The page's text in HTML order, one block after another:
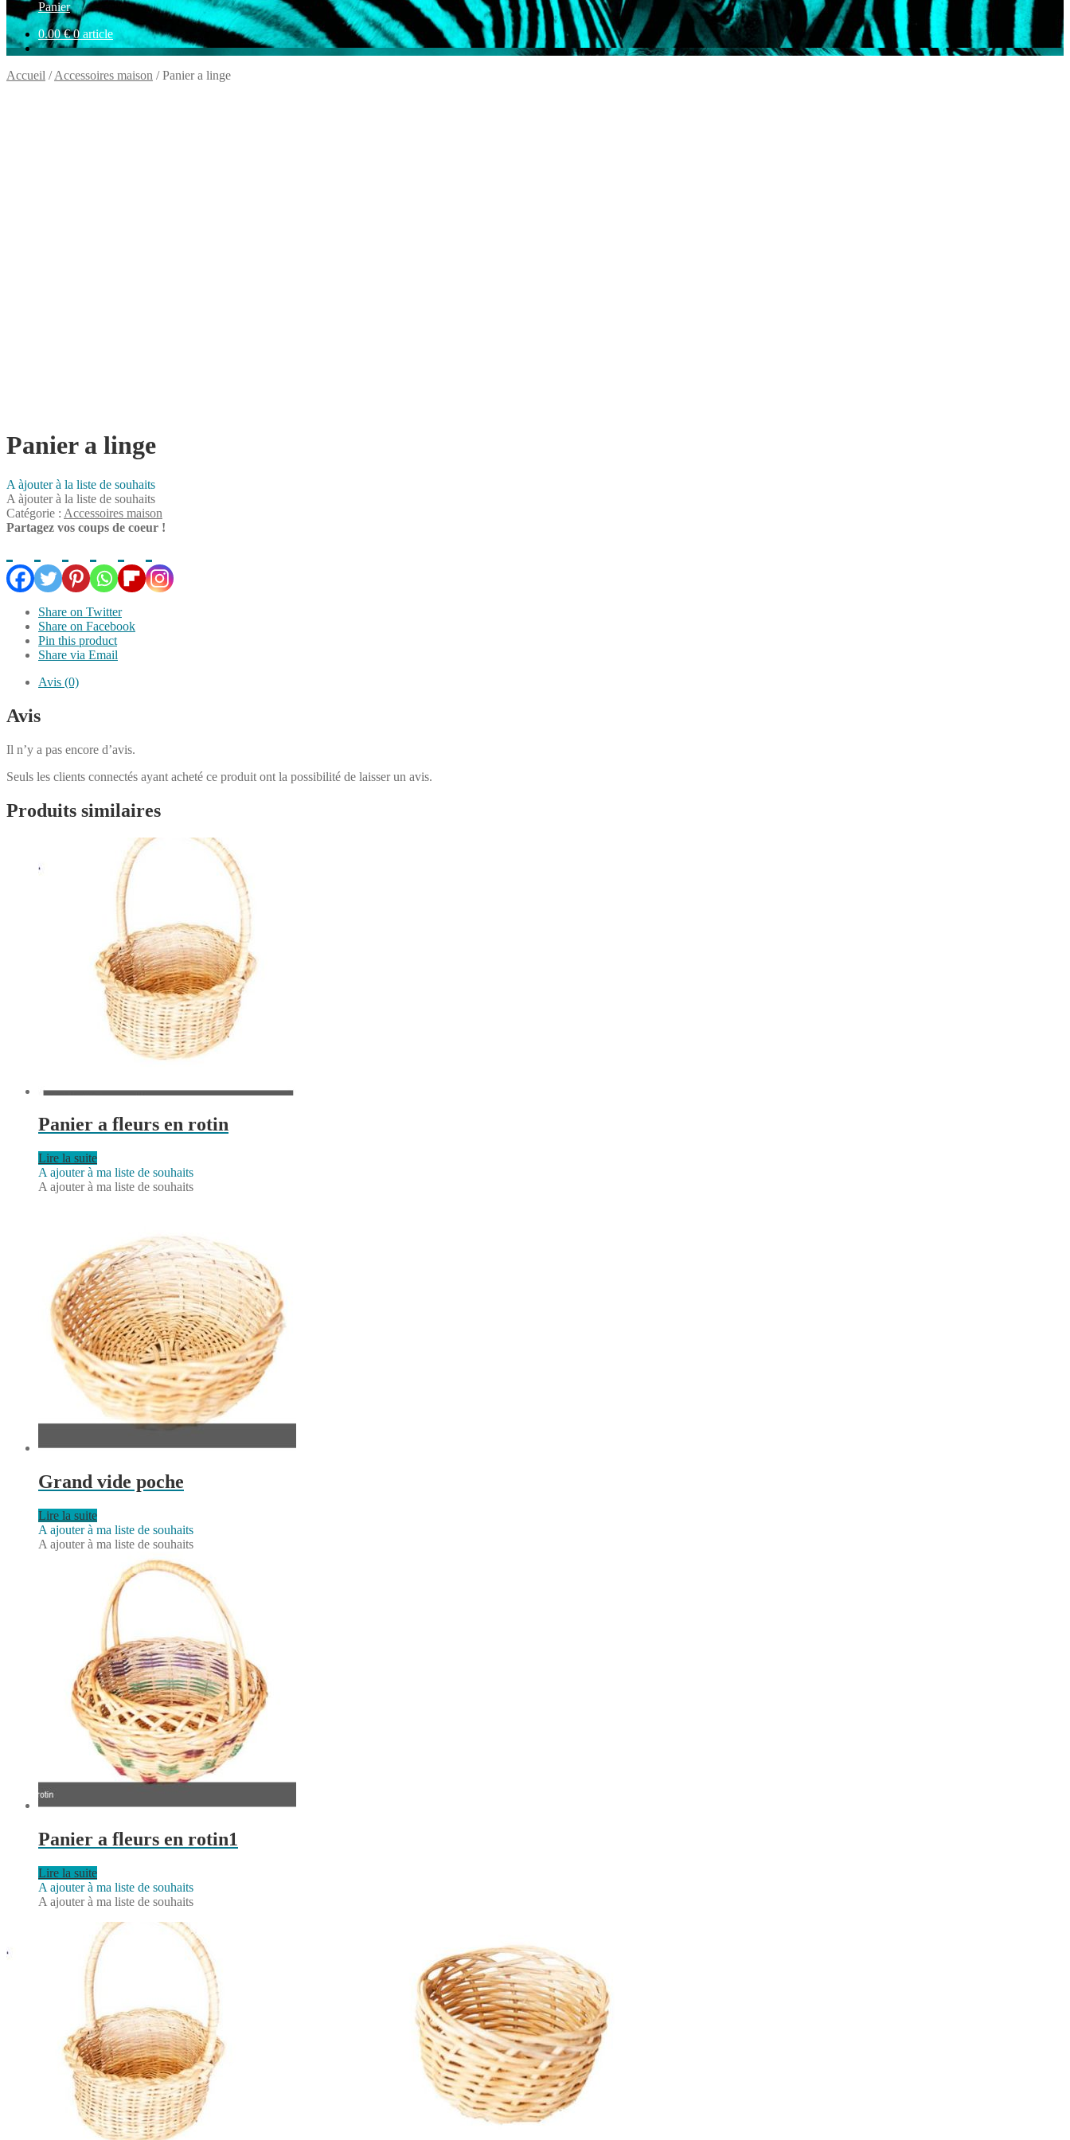
Panier
0.00€ 0 article
Accueil /Accessoires maison /Panier a linge
Panier a linge
A àjouter à la liste de souhaits
A àjouter à la liste de souhaits
Catégorie : Accessoires maison
Partagez vos coups de coeur !
Share on Twitter
Share on Facebook
Pin this product
Share via Email
Avis (0)
Avis
Il n’y a pas encore d’avis.
Seuls les clients connectés ayant acheté ce produit ont la possibilité de laisser un avis.
Produits similaires
Panier a fleurs en rotin
Lire la suite
A ajouter à ma liste de souhaits
A ajouter à ma liste de souhaits
Grand vide poche
Lire la suite
A ajouter à ma liste de souhaits
A ajouter à ma liste de souhaits
Panier a fleurs en rotin1
Lire la suite
A ajouter à ma liste de souhaits
A ajouter à ma liste de souhaits